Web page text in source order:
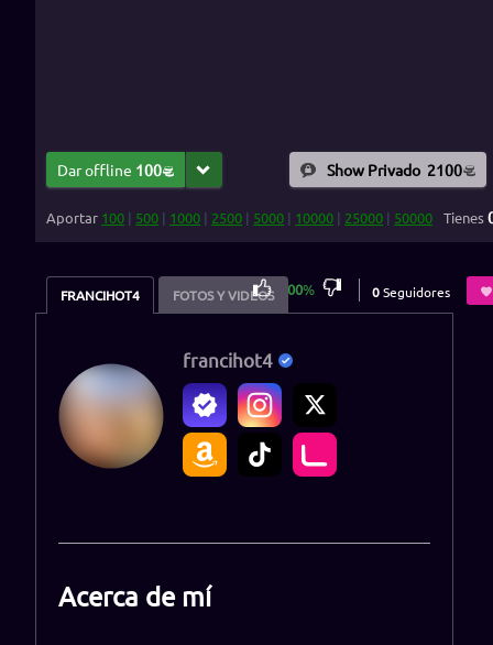
Dar offline 100 Show Privado 2100
Aportar 100 | 500 | 1000 | 2500 | 5000 | 10000 | 25000 | 50000 Tienes
FRANCIHOT4 FOTOS Y VIDEOS 100% 0Seguidores
francihot4
Acerca de mí